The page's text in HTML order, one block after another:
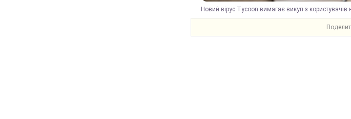
Новий вірус Tycoon вимагає викуп з